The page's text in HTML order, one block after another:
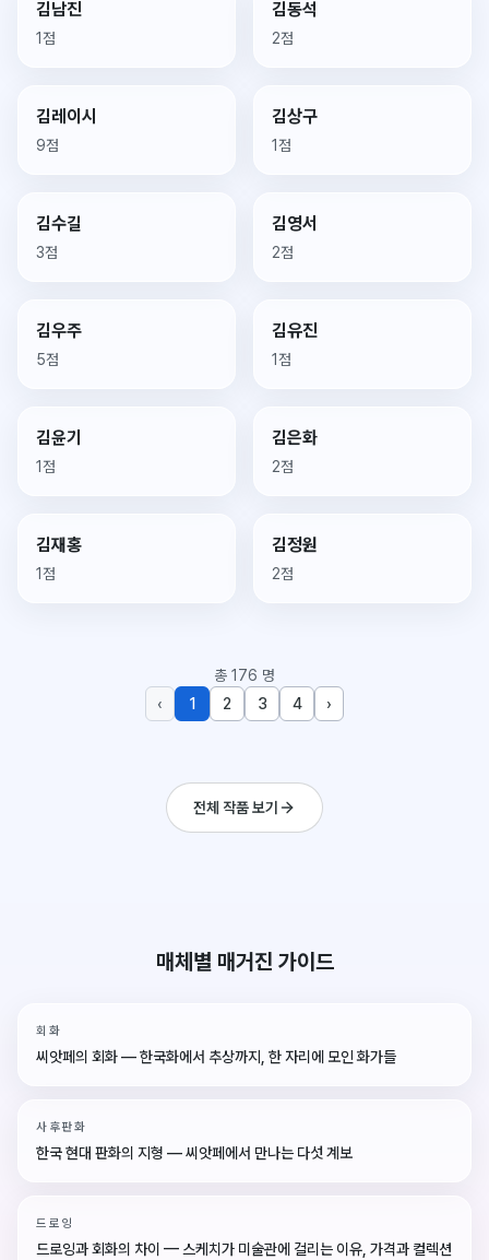
김남진
1점
김동석
2점
김레이시
9점
김상구
1점
김수길
3점
김영서
2점
김우주
5점
김유진
1점
김윤기
1점
김은화
2점
김재홍
1점
김정원
2점
총 176 명
‹
1 2 3 4 ›
전체 작품 보기
매체별 매거진 가이드
회화
씨앗페의 회화 — 한국화에서 추상까지, 한 자리에 모인 화가들
사후판화
한국 현대 판화의 지형 — 씨앗페에서 만나는 다섯 계보
드로잉
드로잉과 회화의 차이 — 스케치가 미술관에 걸리는 이유, 가격과 컬렉션